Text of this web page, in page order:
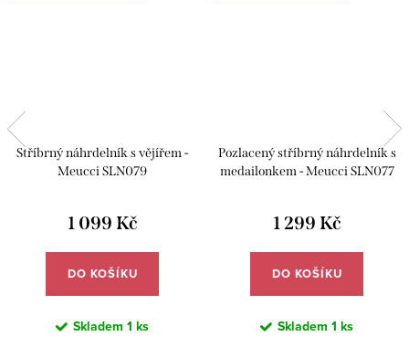
Stříbrný náhrdelník s vějířem -
Meucci SLN079
1 099 Kč
DO KOŠÍKU
Skladem 1 ks
Pozlacený stříbrný náhrdelník s
medailonkem - Meucci SLN077
1 299 Kč
DO KOŠÍKU
Skladem 1 ks